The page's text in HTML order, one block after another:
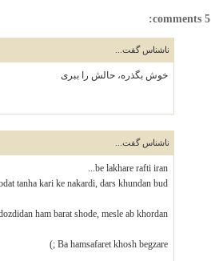
5 comments:
ناشناس گفت...
خوش بگذره، حالش را ببری
ناشناس گفت...
be lakhare rafti iran...
tanha kari ke nakardi, dars khundan bud ;)
ham barat shode, mesle ab khordan.
Ba hamsafaret khosh begzare ;)